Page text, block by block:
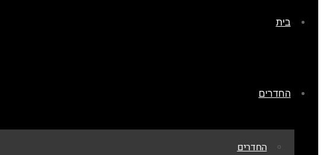
בית
החדרים
החדרים